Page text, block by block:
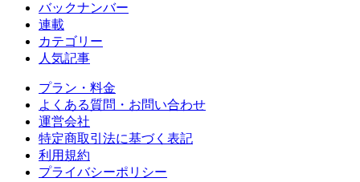
バックナンバー
連載
カテゴリー
人気記事
プラン・料金
よくある質問・お問い合わせ
運営会社
特定商取引法に基づく表記
利用規約
プライバシーポリシー